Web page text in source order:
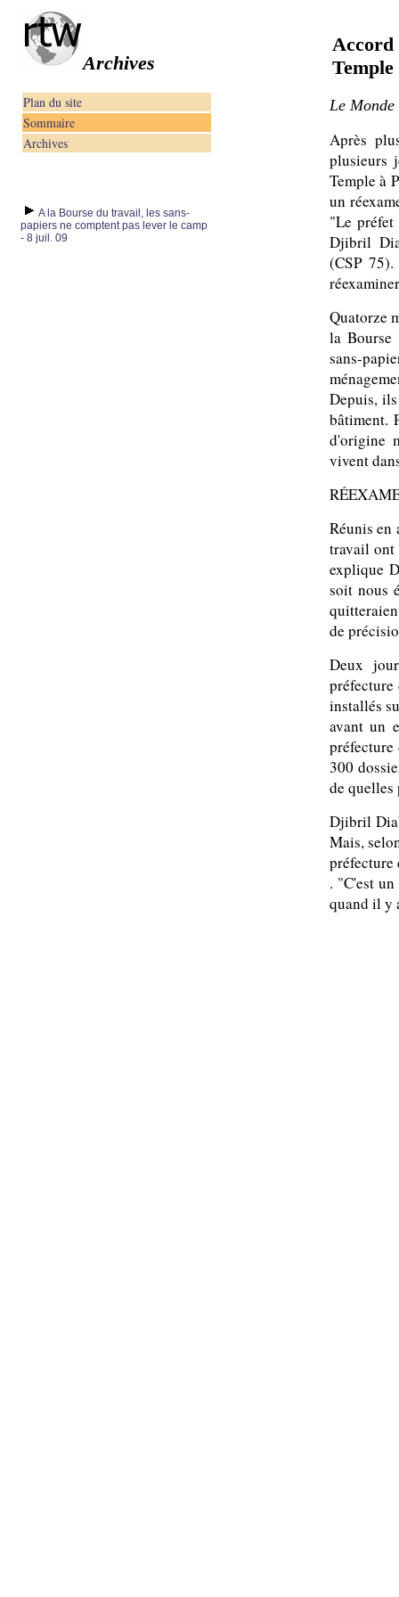
Archives
Plan du site
Sommaire
Archives
A la Bourse du travail, les sans-
papiers ne comptent pas lever le camp
- 8 juil. 09
Accord
Le
Après
plusieurs
Temple à
un
"Le
Djibril
(CSP
Quatorze
la Bourse
sans-
Depuis,
bâtiment.
d'origine
vivent
Réunis en
travail ont
explique
soit nous
de
Deux
préfecture
installés
avant un
300
de quelles
Djibril
Mais,
préfecture
. "C'est
quand il y